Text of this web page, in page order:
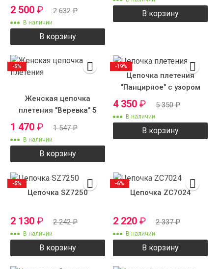
2 500 ₽ 2 632₽
В наличии
В корзину
В корзину
Женская цепочка
плетения "Веревка" 5
1 470 ₽ 1 547₽
В наличии
В корзину
-5%
Цепочка плетения
"Панцирное" с узором
4 350 ₽ 5 350₽
В наличии
В корзину
-19%
Цепочка SZ7250
2 130 ₽ 2 242₽
В наличии
В корзину
-5%
Цепочка ZC7024
2 220 ₽ 2 337₽
В наличии
В корзину
-6%